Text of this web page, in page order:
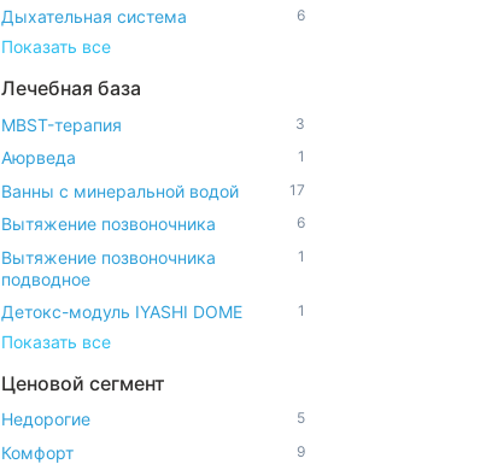
Дыхательная система 6
Показать все
Лечебная база
MBST-терапия 3
Аюрведа 1
Ванны с минеральной водой 17
Вытяжение позвоночника 6
Вытяжение позвоночника
подводное
1
Детокс-модуль IYASHI DOME 1
Показать все
Ценовой сегмент
Недорогие 5
Комфорт 9